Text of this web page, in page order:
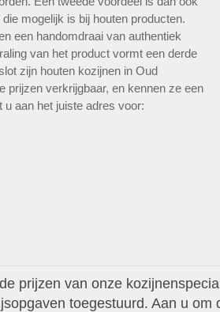
mogelijk is bij houten producten.
een handomdraai van authentiek
van het product vormt een derde
zijn houten kozijnen in Oud
prijzen verkrijgbaar, en kennen ze een
u aan het juiste adres voor:
prijzen van onze
toegestuurd. Aan u